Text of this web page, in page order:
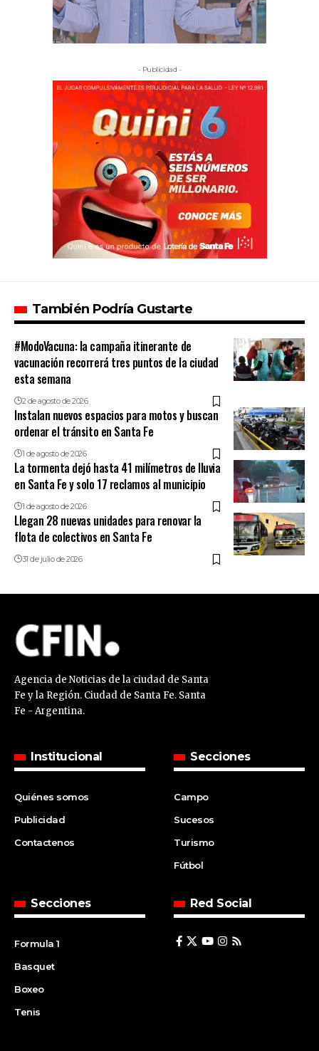
- Publicidad -
También Podría Gustarte
#ModoVacuna: la campaña itinerante de
vacunación recorrerá tres puntos de la ciudad
esta semana
2 de agosto de 2026
Instalan nuevos espacios para motos y buscan
ordenar el tránsito en Santa Fe
1 de agosto de 2026
La tormenta dejó hasta 41 milímetros de lluvia
en Santa Fe y solo 17 reclamos al municipio
1 de agosto de 2026
Llegan 28 nuevas unidades para renovar la
flota de colectivos en Santa Fe
31 de julio de 2026
Agencia de Noticias de la ciudad de Santa
Fe y la Región. Ciudad de Santa Fe. Santa
Fe - Argentina.
Institucional
Quiénes somos
Publicidad
Contactenos
Secciones
Campo
Sucesos
Turismo
Fútbol
Secciones
Formula 1
Basquet
Boxeo
Tenis
Red Social